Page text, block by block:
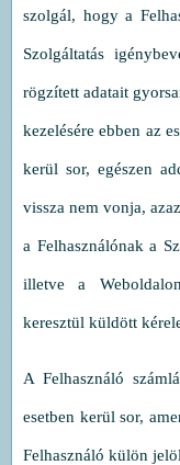
szolgál, hogy a
Szolgáltatás
rögzített adatait
kezelésére ebben az
kerül sor, egészen
vissza nem vonja,
a Felhasználónak a
illetve a
keresztül küldött
A Felhasználó
esetben kerül sor,
Felhasználó külön